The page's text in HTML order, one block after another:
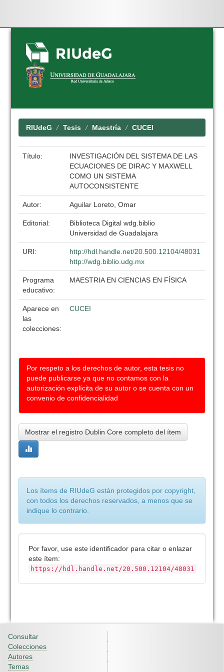
Skip
navigation
RIUdeG Tesis Maestría CUCEI
Título:
INVESTIGACIÓN DEL SISTEMA DE LAS
ECUACIONES DE DIRAC Y MAXWELL
COMO UN SISTEMA
AUTOCONSISTENTE
Autor: Aguilar Loreto, Omar
Editorial:
Biblioteca Digital wdg.biblio
Universidad de Guadalajara
URI:
http://hdl.handle.net/20.500.12104/48031
http://wdg.biblio.udg.mx
Programa
educativo:
MAESTRIA EN CIENCIAS EN FÍSICA
Aparece en
las
colecciones:
CUCEI
Por respeto a los derechos de autor, esta tesis no
puede publicarse ya que no contamos con la
autorización explícita de su autor o se cuenta con un
convenio de confidencialidad
Mostrar el registro Dublin Core completo del ítem
Los ítems de RIUdeG están protegidos por copyright,
con todos los derechos reservados, a menos que se
indique lo contrario.
Por favor, use este identificador para citar o enlazar
este ítem:
https://hdl.handle.net/20.500.12104/48031
Consultar
Colecciones
Autores
Temas